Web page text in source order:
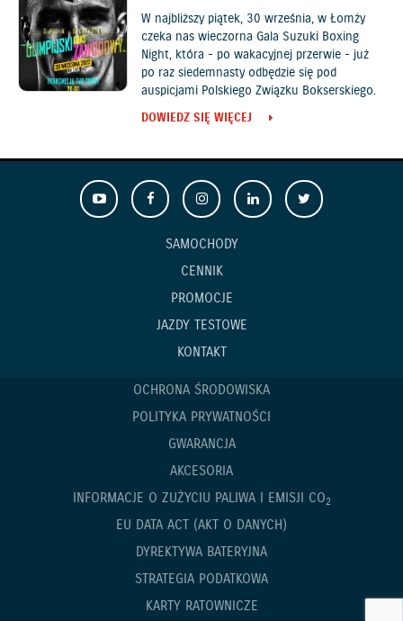
W najbliższy piątek, 30 września, w Łomży
czeka nas wieczorna Gala Suzuki Boxing
Night, która - po wakacyjnej przerwie - już
po raz siedemnasty odbędzie się pod
auspicjami Polskiego Związku Bokserskiego.
DOWIEDZ SIĘ WIĘCEJ
SAMOCHODY
CENNIK
PROMOCJE
JAZDY TESTOWE
KONTAKT
OCHRONA ŚRODOWISKA
POLITYKA PRYWATNOŚCI
GWARANCJA
AKCESORIA
INFORMACJE O ZUŻYCIU PALIWA I EMISJI CO2
EU DATA ACT (AKT O DANYCH)
DYREKTYWA BATERYJNA
STRATEGIA PODATKOWA
KARTY RATOWNICZE